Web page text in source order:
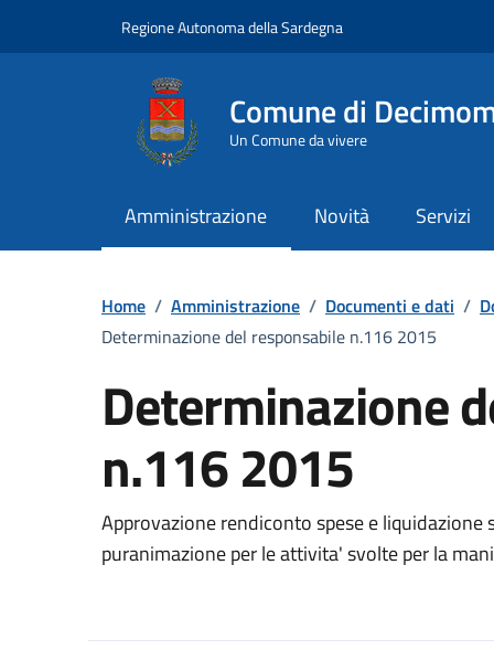
Regione Autonoma della Sardegna
Comune di
Un Comune da vivere
Amministrazione Novità Servizi
Home / Amministrazione / Documenti e dati /
Determinazione del responsabile n.116 2015
Determinazione
n.116 2015
Dettaglio del documento
Approvazione rendiconto spese e
puranimazione per le attivita' svolte per la